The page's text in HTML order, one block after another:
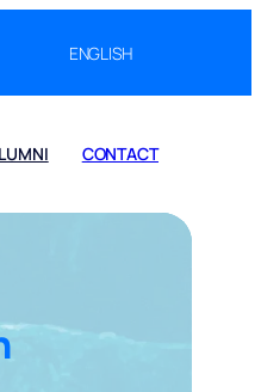
ENGLISH
CONTACT